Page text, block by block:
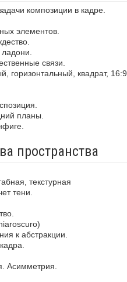
композиции в кадре.
элементов.
связи.
горизонтальный, квадрат, 16:9.
планы.
пространства
текстурная
тени.
к абстракции.
Асимметрия.